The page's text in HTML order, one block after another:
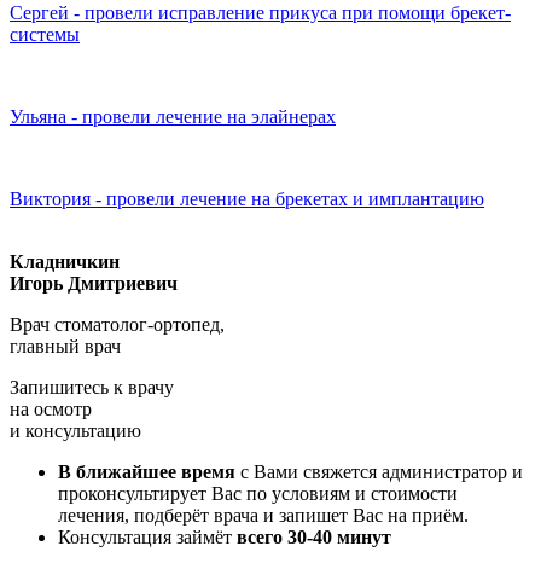
Сергей - провели исправление прикуса при помощи брекет-
системы
Ульяна - провели лечение на элайнерах
Виктория - провели лечение на брекетах и имплантацию
Кладничкин
Игорь Дмитриевич
Врач стоматолог-ортопед,
главный врач
Запишитесь к врачу
на осмотр
и консультацию
В ближайшее время с Вами свяжется администратор и
проконсультирует Вас по условиям и стоимости
лечения, подберёт врача и запишет Вас на приём.
Консультация займёт всего 30-40 минут